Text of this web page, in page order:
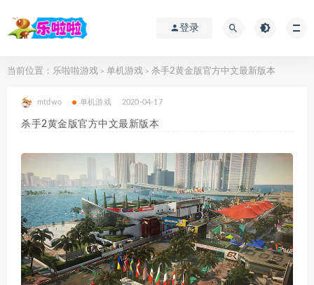
登录
当前位置： 乐啦啦游戏 > 单机游戏 > 杀手2黄金版官方中文最新版本
mtdwo 单机游戏 2020-04-17
杀手2黄金版官方中文最新版本